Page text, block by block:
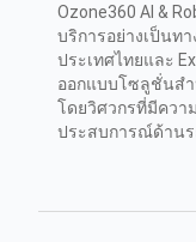
Ozone360 AI &
บริการอย่างเป็นท
ประเทศไทยและ
ออกแบบโซลูชั่นส
โดยวิศวกรที่มีควา
ประสบการณ์ด้านร